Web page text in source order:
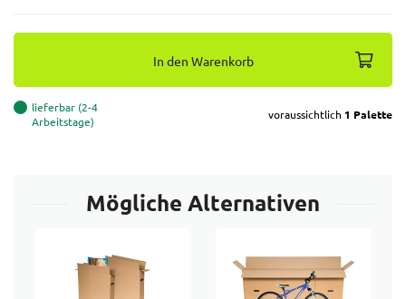
In den Warenkorb
lieferbar (2-4
Arbeitstage)
voraussichtlich 1 Palette
Mögliche Alternativen